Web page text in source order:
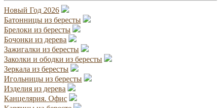
Новый Год 2026
Батонницы из бересты
Брелоки из бересты
Бочонки из дерева
Зажигалки из бересты
Заколки и ободки из бересты
Зеркала из бересты
Игольницы из бересты
Изделия из дерева
Канцелярия. Офис